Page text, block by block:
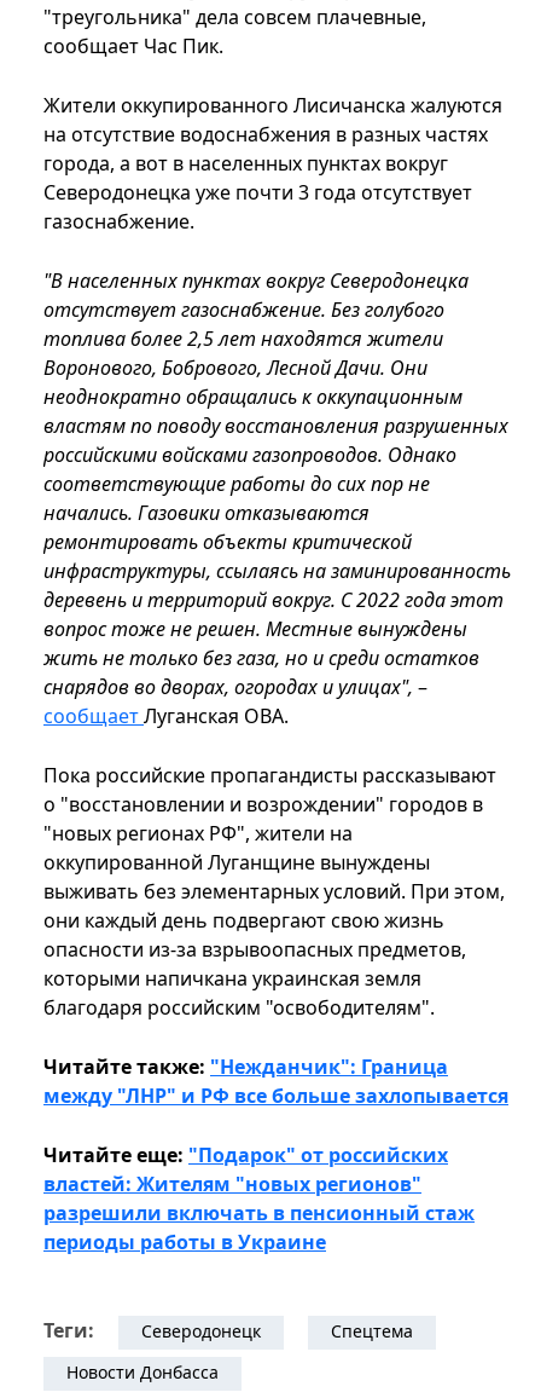
"треугольника" дела совсем плачевные,
сообщает Час Пик.
Жители оккупированного Лисичанска жалуются
на отсутствие водоснабжения в разных частях
города, а вот в населенных пунктах вокруг
Северодонецка уже почти 3 года отсутствует
газоснабжение.
"В населенных пунктах вокруг Северодонецка
отсутствует газоснабжение. Без голубого
топлива более 2,5 лет находятся жители
Воронового, Бобрового, Лесной Дачи. Они
неоднократно обращались к оккупационным
властям по поводу восстановления разрушенных
российскими войсками газопроводов. Однако
соответствующие работы до сих пор не
начались. Газовики отказываются
ремонтировать объекты критической
инфраструктуры, ссылаясь на заминированность
деревень и территорий вокруг. С 2022 года этот
вопрос тоже не решен. Местные вынуждены
жить не только без газа, но и среди остатков
снарядов во дворах, огородах и улицах", –
сообщаетЛуганская ОВА.
Пока российские пропагандисты рассказывают
о "восстановлении и возрождении" городов в
"новых регионах РФ", жители на
оккупированной Луганщине вынуждены
выживать без элементарных условий. При этом,
они каждый день подвергают свою жизнь
опасности из-за взрывоопасных предметов,
которыми напичкана украинская земля
благодаря российским "освободителям".
Читайте также: "Нежданчик": Граница
между "ЛНР" и РФ все больше захлопывается
Читайте еще: "Подарок" от российских
властей: Жителям "новых регионов"
разрешили включать в пенсионный стаж
периоды работы в Украине
Теги: Северодонецк
Спецтема
Новости Донбасса